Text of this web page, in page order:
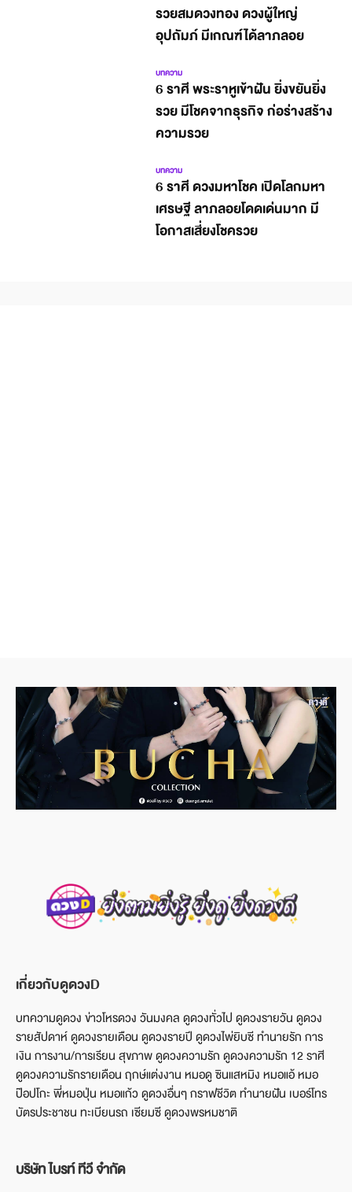
รวยสมดวงทอง ดวงผู้ใหญ่
อุปถัมภ์ มีเกณฑ์ได้ลาภลอย
บทความ
6 ราศี พระราหูเข้าฝัน ยิ่งขยันยิ่ง
รวย มีโชคจากธุรกิจ ก่อร่างสร้าง
ความรวย
บทความ
6 ราศี ดวงมหาโชค เปิดโลกมหา
เศรษฐี ลาภลอยโดดเด่นมาก มี
โอกาสเสี่ยงโชครวย
เกี่ยวกับดูดวงD
บทความดูดวง ข่าวโหรดวง วันมงคล ดูดวงทั่วไป ดูดวงรายวัน ดูดวง
รายสัปดาห์ ดูดวงรายเดือน ดูดวงรายปี ดูดวงไพ่ยิบซี ทำนายรัก การ
เงิน การงาน/การเรียน สุขภาพ ดูดวงความรัก ดูดวงความรัก 12 ราศี
ดูดวงความรักรายเดือน ฤกษ์แต่งงาน หมอดู ซินแสหมิง หมอแอ้ หมอ
ป๊อปโกะ พี่หมอปุ่น หมอแก้ว ดูดวงอื่นๆ กราฟชีวิต ทำนายฝัน เบอร์โทร
บัตรประชาชน ทะเบียนรถ เซียมซี ดูดวงพรหมชาติ
บริษัท ไบรท์ ทีวี จำกัด